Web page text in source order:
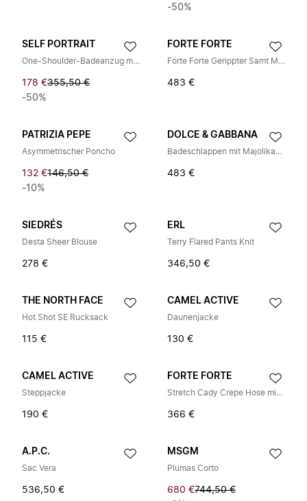
-50%
SELF PORTRAIT
One-Shoulder-Badeanzug mit Strasssteinen
178 €355,50 €
-50%
FORTE FORTE
Forte Forte Gerippter Samt Midirock mit Falten
483 €
PATRIZIA PEPE
Asymmetrischer Poncho
132 €146,50 €
-10%
DOLCE & GABBANA
Badeschlappen mit Majolika-Print aus Gummi
483 €
SIEDRÉS
Desta Sheer Blouse
278 €
ERL
Terry Flared Pants Knit
346,50 €
THE NORTH FACE
Hot Shot SE Rucksack
115 €
CAMEL ACTIVE
Daunenjacke
130 €
CAMEL ACTIVE
Steppjacke
190 €
FORTE FORTE
Stretch Cady Crepe Hose mit niedrigem Bund
366 €
A.P.C.
Sac Vera
536,50 €
MSGM
Plumas Corto
680 €744,50 €